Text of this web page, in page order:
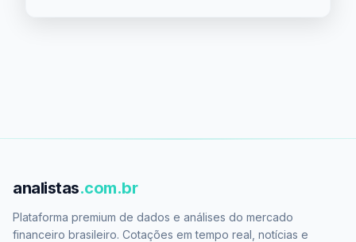
analistas.com.br
Plataforma premium de dados e análises do mercado
financeiro brasileiro. Cotações em tempo real, notícias e